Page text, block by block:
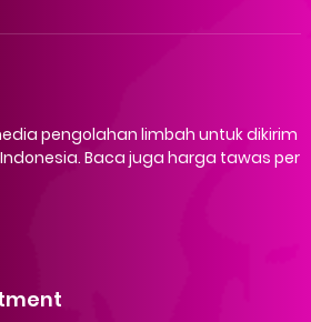
pengolahan limbah untuk dikirim
Baca juga harga tawas per